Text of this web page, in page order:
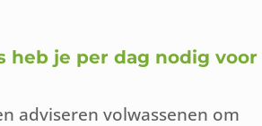
heb je per dag nodig voor
adviseren volwassenen om